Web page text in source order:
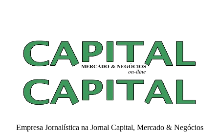
Empresa Jornalística na Jornal Capital, Mercado & Negócios